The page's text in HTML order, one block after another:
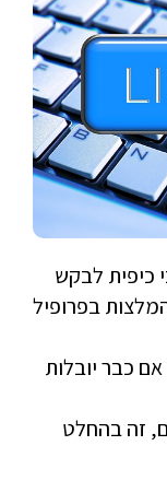
כיפית לבקש
בפרופיל
כבר יובלות
זה בהחלט